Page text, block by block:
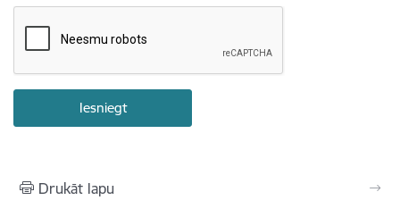
Drukāt lapu